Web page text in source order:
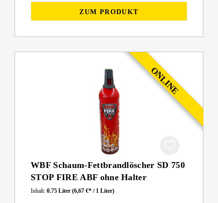
ZUM PRODUKT
WBF Schaum-Fettbrandlöscher SD 750
STOP FIRE ABF ohne Halter
Inhalt: 0.75 Liter (6,67 €* / 1 Liter)